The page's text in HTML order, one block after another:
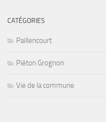
CATÉGORIES
Paillencourt
Piéton Grognon
Vie de la commune